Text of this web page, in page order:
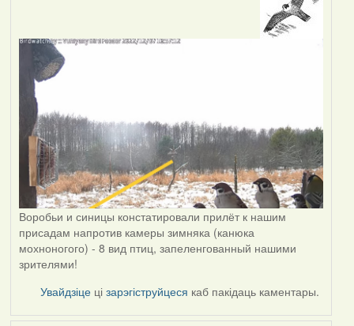
Воробьи и синицы констатировали прилёт к нашим
присадам напротив камеры зимняка (канюка
мохноногого) - 8 вид птиц, запеленгованный нашими
зрителями!
Увайдзіце цізарэгіструйцеся каб пакідаць каментары.